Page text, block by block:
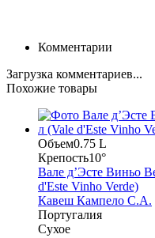
Комментарии
Загрузка комментариев...
Похожие товары
Объем0.75 L
Крепость10°
Вале д’Эсте Виньо
d'Este Vinho Verde)
Кавеш Кампело С.А.
Португалия
Сухое